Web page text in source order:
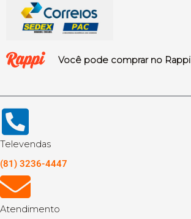
Você pode comprar no Rappi
Televendas
(81) 3236-4447
Atendimento